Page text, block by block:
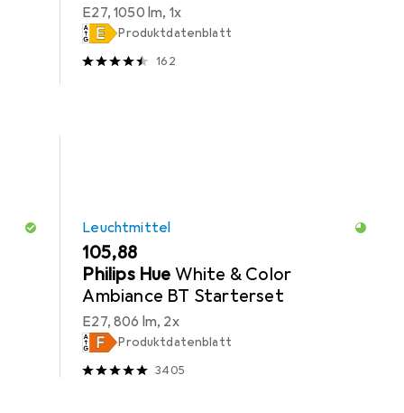
E27, 1050 lm, 1x
Produktdatenblatt
162
Leuchtmittel
EUR
105,88
Philips Hue White & Color
Ambiance BT Starterset
E27, 806 lm, 2x
Produktdatenblatt
3405